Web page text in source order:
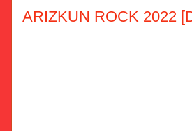
ARIZKUN ROCK 2022